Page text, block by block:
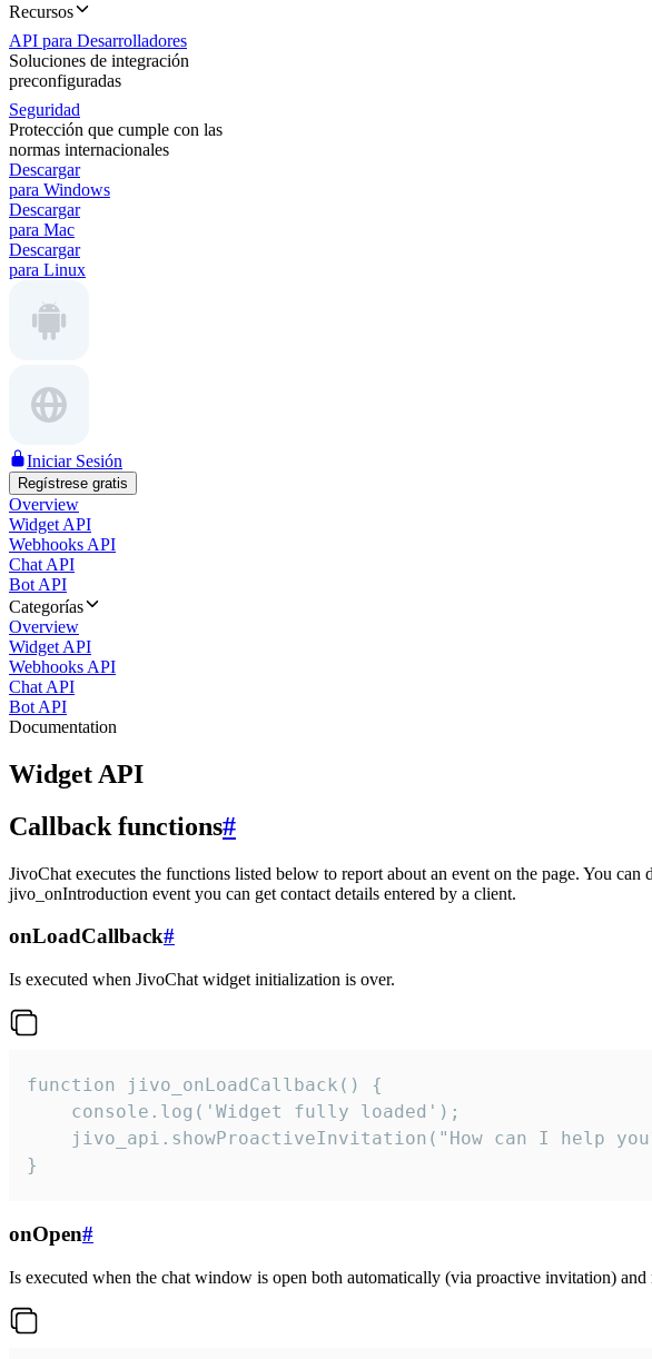
Recursos
API para Desarrolladores
Soluciones de integración
preconfiguradas
Seguridad
Protección que cumple con las
normas internacionales
Descargar
para Windows
Descargar
para Mac
Descargar
para Linux
Iniciar Sesión
Regístrese gratis
Overview
Widget API
Webhooks API
Chat API
Bot API
Categorías
Overview
Widget API
Webhooks API
Chat API
Bot API
Documentation
Widget API
Callback functions#
JivoChat executes the functions listed below to report about an event on the page. You
jivo_onIntroduction event you can get contact details entered by a client.
onLoadCallback#
Is executed when JivoChat widget initialization is over.
function jivo_onLoadCallback() {
    console.log('Widget fully loaded');
jivo_api.showProactiveInvitation("How can I help
}
onOpen#
Is executed when the chat window is open both automatically (via proactive invitation)